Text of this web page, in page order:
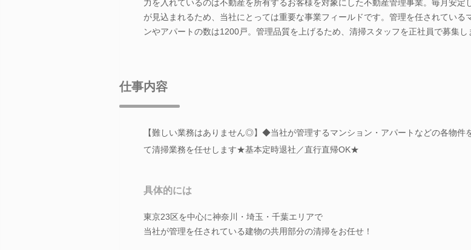
力を入れているのは不動産を所有するお客様を対象にした不動産管理事業。毎月安定
が見込まれるため、当社にとっては重要な事業フィールドです。管理を任されている
ンやアパートの数は1200戸。管理品質を上げるため、清掃スタッフを正社員で募集し
仕事内容
【難しい業務はありません◎】◆当社が管理するマンション・アパートなどの各物件
て清掃業務を任せします★基本定時退社／直行直帰OK★
具体的には
東京23区を中心に神奈川・埼玉・千葉エリアで
当社が管理を任されている建物の共用部分の清掃をお任せ！